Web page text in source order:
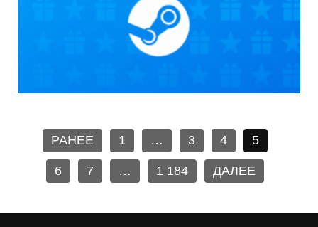
РАНЕЕ 1 … 3 4 5
6 7 … 1 184 ДАЛЕЕ